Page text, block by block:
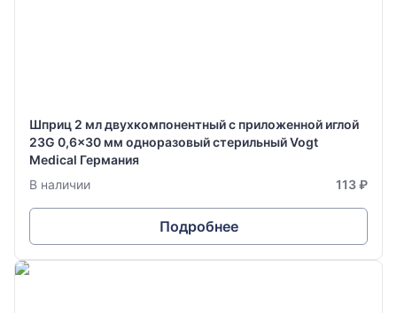
Шприц 2 мл двухкомпонентный с приложенной иглой
23G 0,6x30 мм одноразовый стерильный Vogt
Medical Германия
В наличии
113 ₽
Подробнее